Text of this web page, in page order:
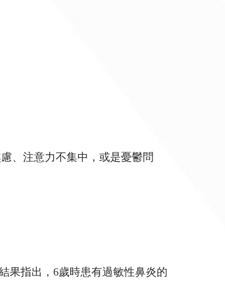
、注意力不集中，或是憂鬱問
果指出，6歲時患有過敏性鼻炎的